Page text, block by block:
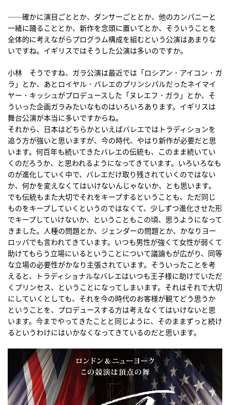
――確かに演目ごととか、ダンサーごととか、他のカンパニーと
一緒に踊ることとか、新作を念頭に置いてとか、そういうことを
全体的に考えながらプログラム構成を組むという公演はあまりな
いですね。イギリスではそうした公演は多いのですか。
小林 そうですね、ガラ公演は最近では「ロシアン・アイコン・ガ
ラ」とか、あとロイヤル・バレエのプリンシパルだったネイマイ
ヤー・キッシュがプロデュースした「ヌレエフ・ガラ」とか、そ
ういった企画ガラみたいなものはいろいろあります。イギリスは
舞台公演が本当に多いですからね。
それから、日本はどちらかといえばバレエではトラディションを
追う方が強いと思いますが、今の時代、やはり新作が必要だと思
います。何百年も続いてきたバレエの伝統も、このまま続いてい
くのだろうか、と思われるようになってきています。いろいろなも
のが進化していく中で、バレエだけ取り残されていくのではない
か、何かを変えなくてはいけないんじゃないか、とも思います。
でも伝統もまた大切でそれをキープするということも、ただ同じ
ものをキープしていくというのではなくて、少しずつ進化させた形
でキープしていけないか、ということもこの頃、思うようになって
きました。人種の問題とか、ジェンダーの問題とか、かなりヨー
ロッパでも言われてきています。いつも男性が強くて女性が弱くて
助けてもらう立場にいるということについて議論もが広がり、同等
な立場の必要性がかなり主張されています。そういったことを考
えると、トラディショナルなバレエはいつも王子様に助けていただ
くプリンセス、ということになってしまいます。それはそれで大切
にしていくとしても、それを今の時代のお客様が観てどう思うか
ということを、プロデュースする方は考えなくてはいけないと思
います。今までやってきたことと同じように、そのままずっと続け
るというわけにはいかなくなってきているのだと思います。